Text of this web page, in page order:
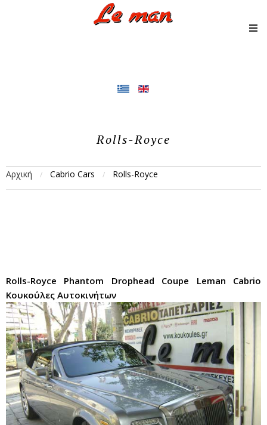
Rolls-Royce
Αρχική / Cabrio Cars / Rolls-Royce
Rolls-Royce Phantom Drophead Coupe Leman Cabrio
Κουκούλες Αυτοκινήτων